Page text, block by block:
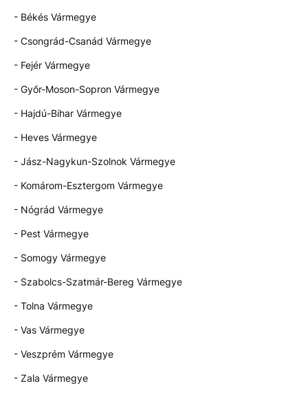
- Békés Vármegye
- Csongrád-Csanád Vármegye
- Fejér Vármegye
- Győr-Moson-Sopron Vármegye
- Hajdú-Bihar Vármegye
- Heves Vármegye
- Jász-Nagykun-Szolnok Vármegye
- Komárom-Esztergom Vármegye
- Nógrád Vármegye
- Pest Vármegye
- Somogy Vármegye
- Szabolcs-Szatmár-Bereg Vármegye
- Tolna Vármegye
- Vas Vármegye
- Veszprém Vármegye
- Zala Vármegye